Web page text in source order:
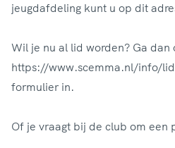
jeugdafdeling kunt u op dit
Wil je nu al lid worden? Ga
https://www.scemma.nl/info/
formulier in.
Of je vraagt bij de club om een